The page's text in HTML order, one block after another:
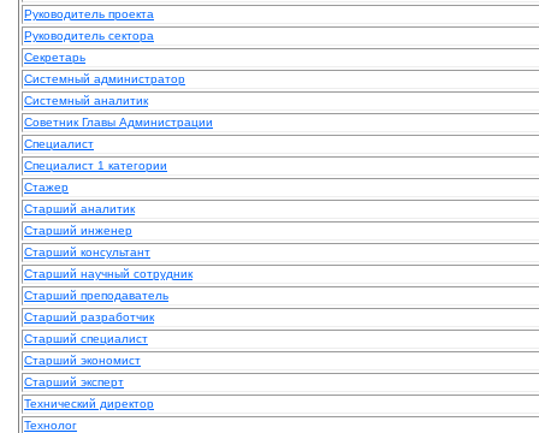
Руководитель проекта
Руководитель сектора
Секретарь
Системный администратор
Системный аналитик
Советник Главы Администрации
Специалист
Специалист 1 категории
Стажер
Старший аналитик
Старший инженер
Старший консультант
Старший научный сотрудник
Старший преподаватель
Старший разработчик
Старший специалист
Старший экономист
Старший эксперт
Технический директор
Технолог